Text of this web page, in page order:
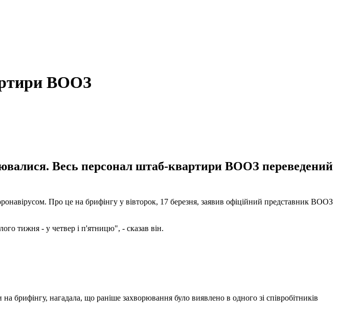
ВООЗ
Весь персонал штаб-квартири ВООЗ переведений
Про це на брифінгу у вівторок, 17 березня, заявив офіційний представник ВООЗ
тижня - у четвер і п'ятницю", - сказав він.
нагадала, що раніше захворювання було виявлено в одного зі співробітників